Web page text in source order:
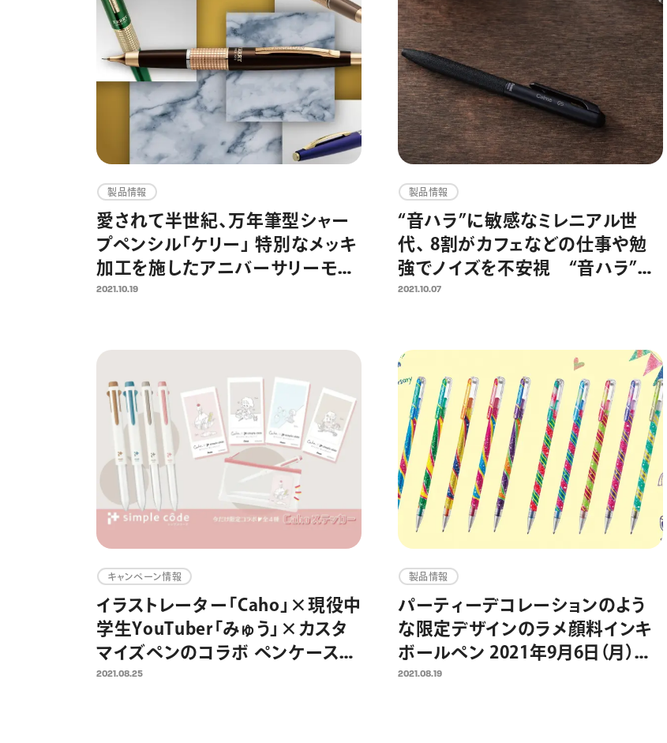
製品情報
愛されて半世紀、万年筆型シャー
プペンシル「ケリー」 特別なメッキ
加工を施したアニバーサリーモデ
ル 2021年11月15日より限定発売
2021.10.19
製品情報
“音ハラ”に敏感なミレニアル世
代、 8割がカフェなどの仕事や勉
強でノイズを不安視 “音ハラ”に
敏感な20代～30代をターゲット
始
2021.10.07
キャンペーン情報
イラストレーター「Caho」×現役中
学生YouTuber「みゅう」×カスタ
マイズペンのコラボ ペンケースコ
ーデを楽しむ提案を9月よりスター
2021.08.25
製品情報
パーティーデコレーションのよう
な限定デザインのラメ顔料インキ
ボールペン 2021年9月6日（月）数
量限定発売
2021.08.19